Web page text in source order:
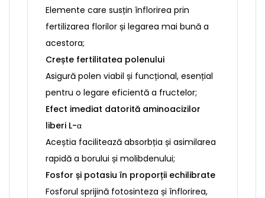
Elemente care susțin înflorirea prin
fertilizarea florilor și legarea mai bună a
acestora;
Crește fertilitatea polenului
Asigură polen viabil și funcțional, esențial
pentru o legare eficientă a fructelor;
Efect imediat datorită aminoacizilor
liberi L-α
Aceștia facilitează absorbția și asimilarea
rapidă a borului și molibdenului;
Fosfor și potasiu în proporții echilibrate
Fosforul sprijină fotosinteza și înflorirea,